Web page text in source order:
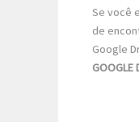
Se você
de
Google
GOOGLE